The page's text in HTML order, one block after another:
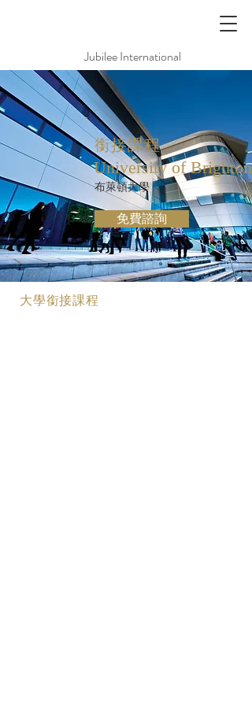
Jubilee International
銜接課程
University of Brighton
布萊頓大學
免費諮詢
大學銜接課程